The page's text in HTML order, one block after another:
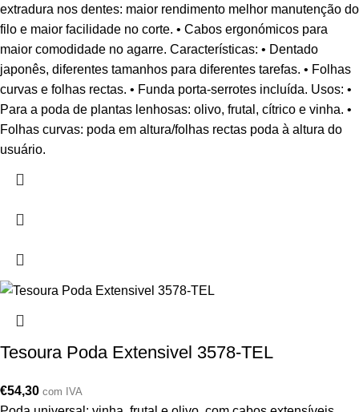
extradura nos dentes: maior rendimento melhor manutenção do
filo e maior facilidade no corte. • Cabos ergonómicos para
maior comodidade no agarre. Características: • Dentado
japonês, diferentes tamanhos para diferentes tarefas. • Folhas
curvas e folhas rectas. • Funda porta-serrotes incluída. Usos: •
Para a poda de plantas lenhosas: olivo, frutal, cítrico e vinha. •
Folhas curvas: poda em altura/folhas rectas poda à altura do
usuário.
Tesoura Poda Extensivel 3578-TEL
€54,30 com IVA